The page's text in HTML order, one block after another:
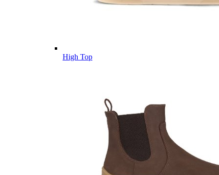
High Top